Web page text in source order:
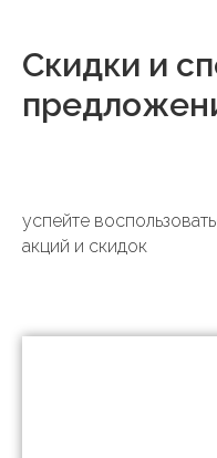
Скидки и
успейте
акций и скидок